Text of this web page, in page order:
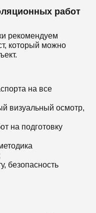
работ
рекомендуем
который можно
на все
визуальный осмотр,
на подготовку
безопасность